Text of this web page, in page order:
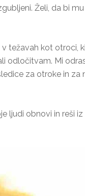
Želi, da bi
težavah kot otroci,
odločitvam. Mi
za otroke in za
ljudi obnovi in reši